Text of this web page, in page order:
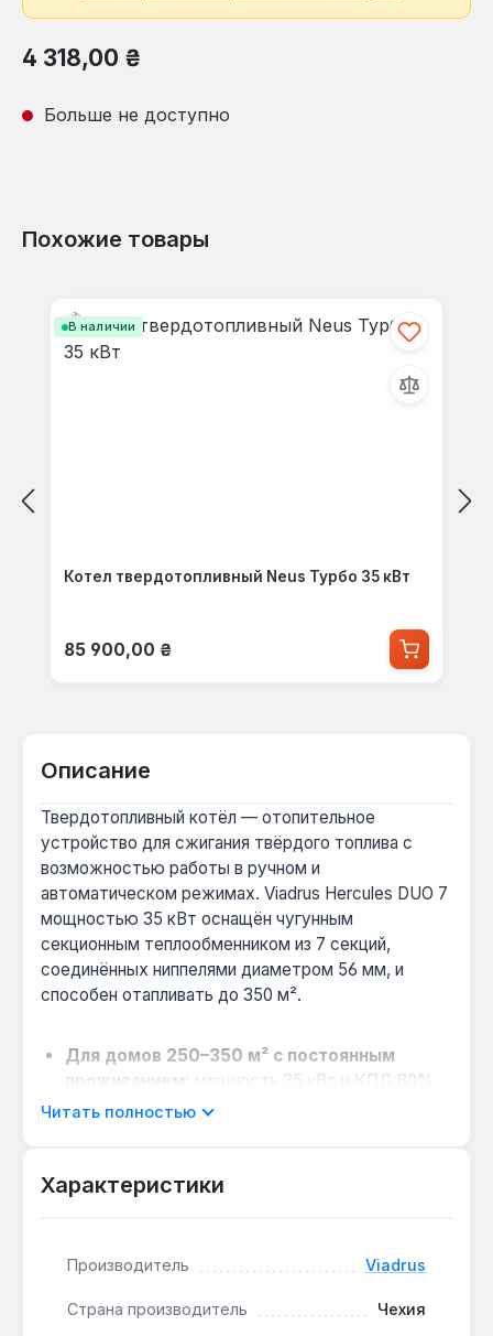
Обычная цена:
4 318,00 ₴
Больше не доступно
Похожие товары
В наличии
Котел твердотопливный Neus Турбо 35 кВт
Обычная цена:
85 900,00 ₴
Описание
Твердотопливный котёл — отопительное
устройство для сжигания твёрдого топлива с
возможностью работы в ручном и
автоматическом режимах. Viadrus Hercules DUO 7
мощностью 35 кВт оснащён чугунным
секционным теплообменником из 7 секций,
соединённых ниппелями диаметром 56 мм, и
способен отапливать до 350 м².
Для домов 250–350 м² с постоянным
проживанием:
мощность 35 кВт и КПД 80%
обеспечивают стабильный обогрев при
Когда выбрать вместо пеллетного котла
кокс и крупные дрова, а в автоматическом
фракцией до 25 мм.
Читать полностью
Характеристики
Производитель Viadrus
Страна производитель Чехия